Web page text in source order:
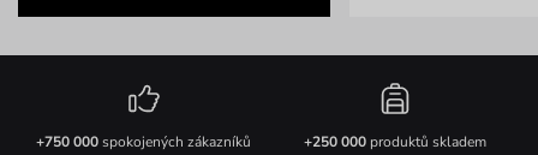
+750 000spokojených zákazníků +250 000produktů skladem